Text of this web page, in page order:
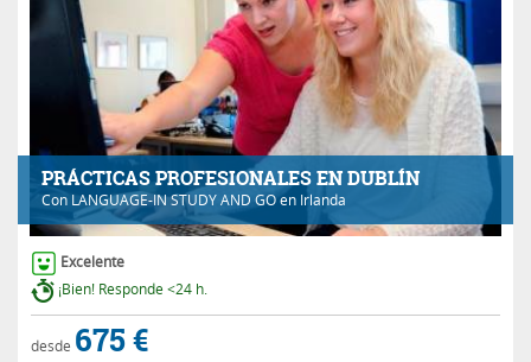
PRÁCTICAS PROFESIONALES EN DUBLÍN
Con LANGUAGE-IN STUDY AND GOen Irlanda
Excelente
¡Bien! Responde <24 h.
desde 675 €